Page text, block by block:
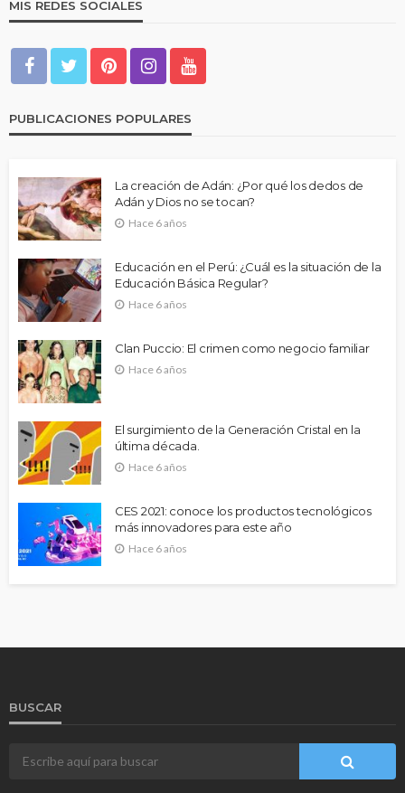
MIS REDES SOCIALES
PUBLICACIONES POPULARES
La creación de Adán: ¿Por qué los dedos de
Adán y Dios no se tocan?
Hace 6 años
Educación en el Perú: ¿Cuál es la situación de la
Educación Básica Regular?
Hace 6 años
Clan Puccio: El crimen como negocio familiar
Hace 6 años
El surgimiento de la Generación Cristal en la
última década.
Hace 6 años
CES 2021: conoce los productos tecnológicos
más innovadores para este año
Hace 6 años
BUSCAR